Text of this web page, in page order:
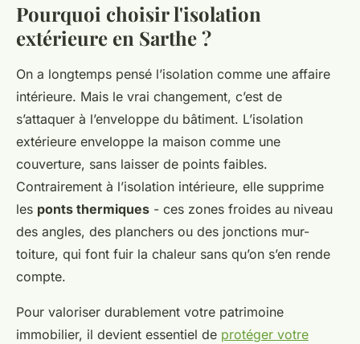
Pourquoi choisir l'isolation
extérieure en Sarthe ?
On a longtemps pensé l’isolation comme une affaire
intérieure. Mais le vrai changement, c’est de
s’attaquer à l’enveloppe du bâtiment. L’isolation
extérieure enveloppe la maison comme une
couverture, sans laisser de points faibles.
Contrairement à l’isolation intérieure, elle supprime
les ponts thermiques - ces zones froides au niveau
des angles, des planchers ou des jonctions mur-
toiture, qui font fuir la chaleur sans qu’on s’en rende
compte.
Pour valoriser durablement votre patrimoine
immobilier, il devient essentiel de protéger votre